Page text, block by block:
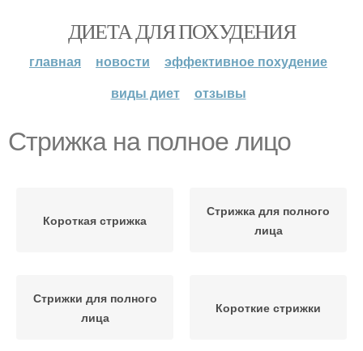
ДИЕТА ДЛЯ ПОХУДЕНИЯ
главная новости
эффективное похудение
виды диет
отзывы
Стрижка на полное лицо
Короткая стрижка
Стрижка для полного
лица
Стрижки для полного
лица
Короткие стрижки